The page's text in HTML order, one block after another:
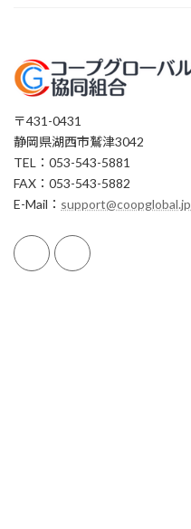
〒431-0431
静岡県湖西市鷲津3042
TEL：053-543-5881
FAX：053-543-5882
E-Mail： support@coopglobal.jp